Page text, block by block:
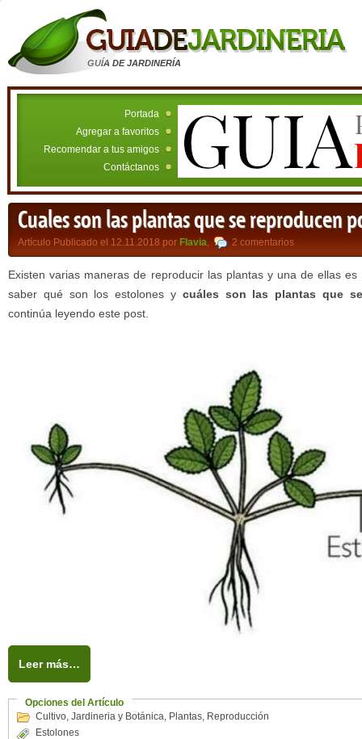
GUÍA DE JARDINERÍA
Portada
Agregar a favoritos
Recomendar a tus amigos
Contáctanos
Cuales son las plantas que se reproducen
Artículo Publicado el 12.11.2018 por Flavia, 2 comentarios
Existen varias maneras de reproducir las plantas y una de ellas
saber qué son los estolones y cuáles son las plantas que
continúa leyendo este post.
Leer más…
Opciones del Artículo
Cultivo, Jardineria y Botánica, Plantas, Reproducción
Estolones